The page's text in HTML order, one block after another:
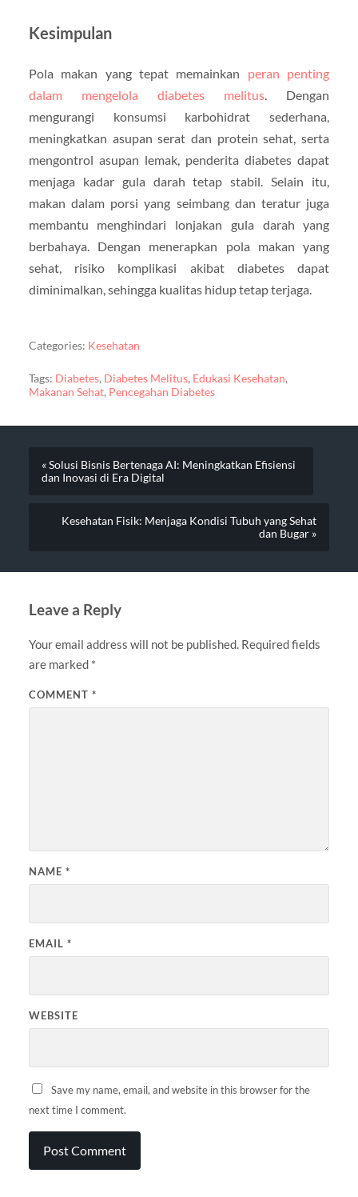
Kesimpulan
Pola makan yang tepat memainkan peran penting
dalam mengelola diabetes melitus. Dengan
mengurangi konsumsi karbohidrat sederhana,
meningkatkan asupan serat dan protein sehat, serta
mengontrol asupan lemak, penderita diabetes dapat
menjaga kadar gula darah tetap stabil. Selain itu,
makan dalam porsi yang seimbang dan teratur juga
membantu menghindari lonjakan gula darah yang
berbahaya. Dengan menerapkan pola makan yang
sehat, risiko komplikasi akibat diabetes dapat
diminimalkan, sehingga kualitas hidup tetap terjaga.
Categories: Kesehatan
Tags: Diabetes, Diabetes Melitus, Edukasi Kesehatan,
Makanan Sehat, Pencegahan Diabetes
« Solusi Bisnis Bertenaga AI: Meningkatkan Efisiensi
dan Inovasi di Era Digital
Kesehatan Fisik: Menjaga Kondisi Tubuh yang Sehat
dan Bugar »
Leave a Reply
Your email address will not be published. Required fields
are marked *
COMMENT *
NAME *
EMAIL *
WEBSITE
Save my name, email, and website in this browser for the
next time I comment.